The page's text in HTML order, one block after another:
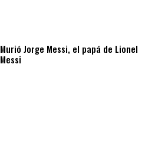
Murió Jorge Messi, el papá de Lionel
Messi